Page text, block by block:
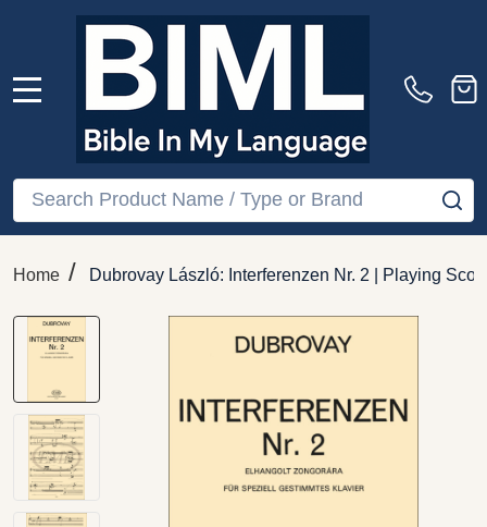
Search
Home / Dubrovay László: Interferenzen Nr. 2 | Playing